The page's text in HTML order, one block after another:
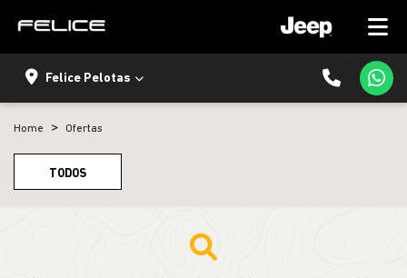
Felice Pelotas
Home Ofertas
TODOS